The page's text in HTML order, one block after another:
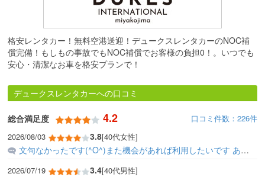
格安レンタカー！無料空港送迎！デュークスレンタカーのNOC補
償完備！もしもの事故でもNOC補償でお客様の負担0！。いつでも
安心・清潔なお車を格安プランで！
デュークスレンタカーへの口コミ
総合満足度 4.2
口コミ件数：226件
2026/08/03
3.8[40代女性]
文句なかったです(^O^)また機会があれば利用したいです ありがとうございました
2026/07/19 3.4[40代男性]